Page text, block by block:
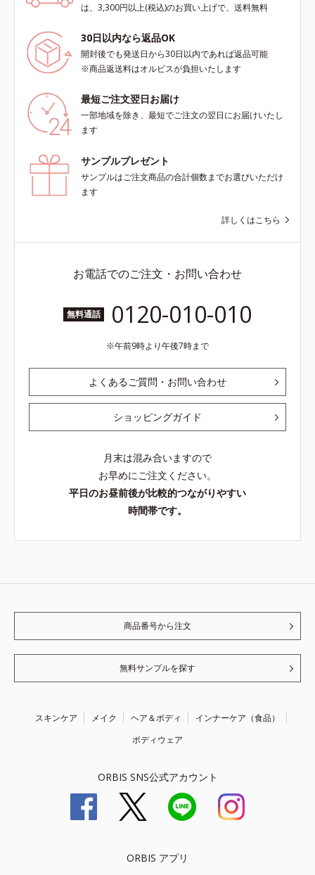
は、3,300円以上(税込)のお買い上げで、送料無料
30日以内なら返品OK
開封後でも発送日から30日以内であれば返品可能
※商品返送料はオルビスが負担いたします
最短ご注文翌日お届け
一部地域を除き、最短でご注文の翌日にお届けいたし
ます
サンプルプレゼント
サンプルはご注文商品の合計個数までお選びいただけ
ます
詳しくはこちら
お電話でのご注文・お問い合わせ
無料通話 0120-010-010
午前9時より午後7時まで
よくあるご質問・お問い合わせ
ショッピングガイド
月末は混み合いますので
お早めにご注文ください。
平日のお昼前後が比較的つながりやすい
時間帯です。
商品番号から注文
無料サンプルを探す
スキンケア メイク ヘア＆ボディ
インナーケア（食品）
ボディウェア
ORBIS SNS公式アカウント
ORBIS アプリ